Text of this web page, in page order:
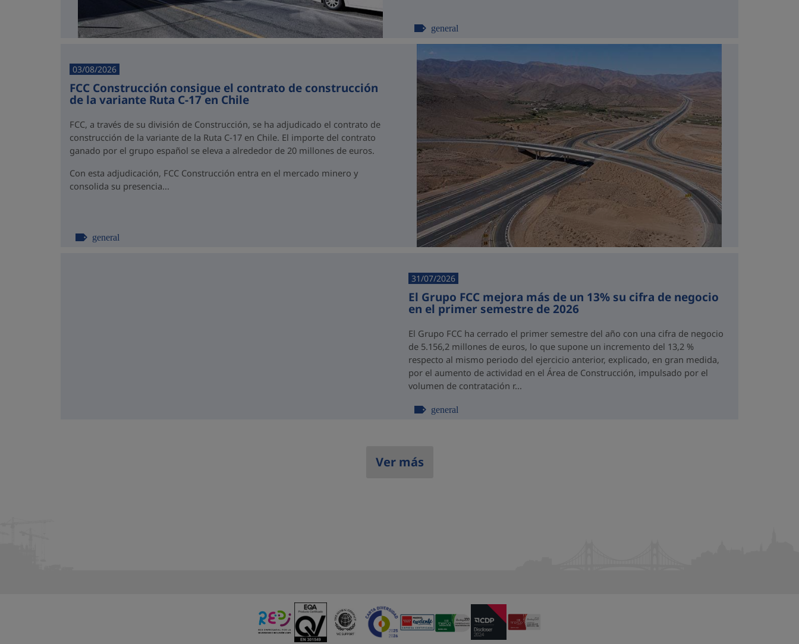
general
03/08/2026
FCC Construcción consigue el contrato de construcción
de la variante Ruta C-17 en Chile
FCC, a través de su división de Construcción, se ha adjudicado el contrato de
construcción de la variante de la Ruta C-17 en Chile. El importe del contrato
ganado por el grupo español se eleva a alrededor de 20 millones de euros.
Con esta adjudicación, FCC Construcción entra en el mercado minero y
consolida su presencia...
general
31/07/2026
El Grupo FCC mejora más de un 13% su cifra de negocio
en el primer semestre de 2026
El Grupo FCC ha cerrado el primer semestre del año con una cifra de negocio
de 5.156,2 millones de euros, lo que supone un incremento del 13,2 %
respecto al mismo periodo del ejercicio anterior, explicado, en gran medida,
por el aumento de actividad en el Área de Construcción, impulsado por el
volumen de contratación r...
general
Ver más